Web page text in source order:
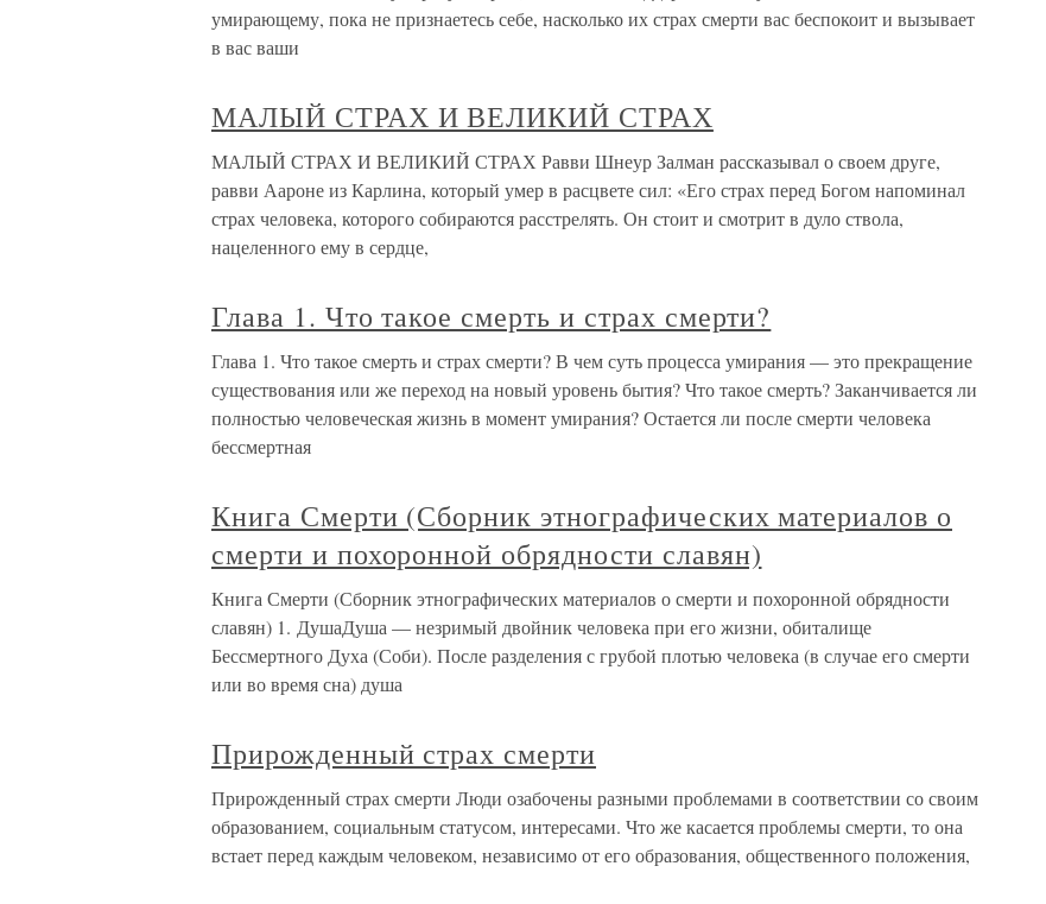
умирающему, пока не признаетесь себе, насколько их страх смерти вас беспокоит и вызывает
в вас ваши
МАЛЫЙ СТРАХ И ВЕЛИКИЙ СТРАХ
МАЛЫЙ СТРАХ И ВЕЛИКИЙ СТРАХ Равви Шнеур Залман рассказывал о своем друге,
равви Аароне из Карлина, который умер в расцвете сил: «Его страх перед Богом напоминал
страх человека, которого собираются расстрелять. Он стоит и смотрит в дуло ствола,
нацеленного ему в сердце,
Глава 1. Что такое смерть и страх смерти?
Глава 1. Что такое смерть и страх смерти? В чем суть процесса умирания — это прекращение
существования или же переход на новый уровень бытия? Что такое смерть? Заканчивается ли
полностью человеческая жизнь в момент умирания? Остается ли после смерти человека
бессмертная
Книга Смерти (Сборник этнографических материалов о
смерти и похоронной обрядности славян)
Книга Смерти (Сборник этнографических материалов о смерти и похоронной обрядности
славян) 1. ДушаДуша — незримый двойник человека при его жизни, обиталище
Бессмертного Духа (Соби). После разделения с грубой плотью человека (в случае его смерти
или во время сна) душа
Прирожденный страх смерти
Прирожденный страх смерти Люди озабочены разными проблемами в соответствии со своим
образованием, социальным статусом, интересами. Что же касается проблемы смерти, то она
встает перед каждым человеком, независимо от его образования, общественного положения,